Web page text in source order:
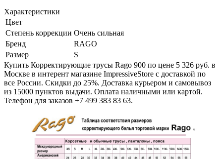
Характеристики
Цвет
Степень коррекции Очень сильная
Бренд
RAGO
Размер
S
Купить Корректирующие трусы Rago 900 по цене 5 326 руб. в
Москве в интерент магазине ImpressiveStore с доставкой по
все России. Скидки до 25%. Доставка курьером и самовывоз
из 15000 пунктов выдачи. Оплата наличными или картой.
Телефон для заказов +7 499 383 83 63.